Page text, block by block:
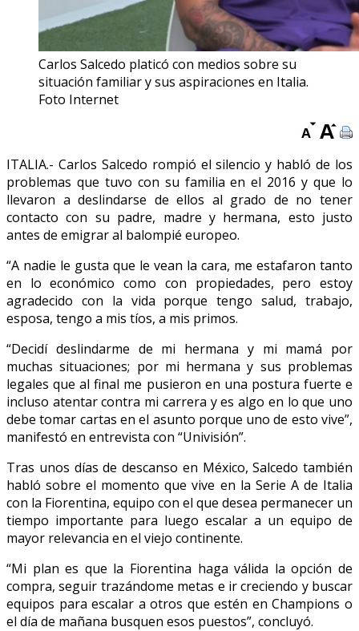
Carlos Salcedo platicó con medios sobre su
situación familiar y sus aspiraciones en Italia.
Foto Internet
ITALIA.- Carlos Salcedo rompió el silencio y habló de los
problemas que tuvo con su familia en el 2016 y que lo
llevaron a deslindarse de ellos al grado de no tener
contacto con su padre, madre y hermana, esto justo
antes de emigrar al balompié europeo.
“A nadie le gusta que le vean la cara, me estafaron tanto
en lo económico como con propiedades, pero estoy
agradecido con la vida porque tengo salud, trabajo,
esposa, tengo a mis tíos, a mis primos.
“Decidí deslindarme de mi hermana y mi mamá por
muchas situaciones; por mi hermana y sus problemas
legales que al final me pusieron en una postura fuerte e
incluso atentar contra mi carrera y es algo en lo que uno
debe tomar cartas en el asunto porque uno de esto vive”,
manifestó en entrevista con “Univisión”.
Tras unos días de descanso en México, Salcedo también
habló sobre el momento que vive en la Serie A de Italia
con la Fiorentina, equipo con el que desea permanecer un
tiempo importante para luego escalar a un equipo de
mayor relevancia en el viejo continente.
“Mi plan es que la Fiorentina haga válida la opción de
compra, seguir trazándome metas e ir creciendo y buscar
equipos para escalar a otros que estén en Champions o
el día de mañana busquen esos puestos”, concluyó.